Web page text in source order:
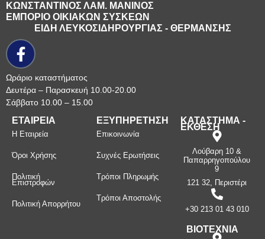
ΚΩΝΣΤΑΝΤΙΝΟΣ ΛΑΜ. ΜΑΝΙΝΟΣ
ΕΜΠΟΡΙΟ ΟΙΚΙΑΚΩΝ ΣΥΣΚΕΩΝ
ΕΙΔΗ ΛΕΥΚΟΣΙΔΗΡΟΥΡΓΙΑΣ - ΘΕΡΜΑΝΣΗΣ
Ωράριο καταστήματος
Δευτέρα – Παρασκευή 10.00-20.00
Σάββατο 10.00 – 15.00
ΕΤΑΙΡΕΙΑ
Η Εταιρεία
Όροι Χρήσης
Πολιτική
Επιστροφών
Πολιτική Απορρήτου
ΕΞΥΠΗΡΕΤΗΣΗ
Επικοινωνία
Συχνές Ερωτήσεις
Τρόποι Πληρωμής
Τρόποι Αποστολής
ΚΑΤΑΣΤΗΜΑ -
ΕΚΘΕΣΗ
Λούβαρη 10 &
Παπαρρηγοπούλου
9
121 32, Περιστέρι
+30 213 01 43 010
ΒΙΟΤΕΧΝΙΑ